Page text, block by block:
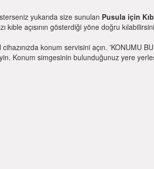
yukarıda size sunulan Pusula için
kıble açısının gösterdiği yöne doğru
konum servisini açın. 'KONUMU
Konum simgesinin bulunduğunuz yere